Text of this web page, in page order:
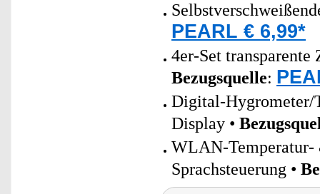
PEARL € 6,99*
4er-Set transparente
Bezugsquelle:
Digital-Hygrometer/
Display •
WLAN-
Sprachsteuerung •